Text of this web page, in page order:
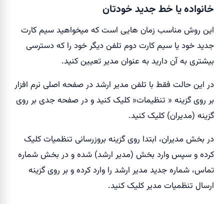
خانواده یا خط جدید خودتان
این روش مناسب زمان هایی است که میخواهید سیم کارت
جدید خود یا سیم کارت دوم تلفن دیگر خود را که دسترسی
بیشتری به آن دارید به عنوان مدیر تعیین کنید.
در این حالت فقط با تلفن مدیر ارشد در صفحه اصلی نرم افزار
بر روی گزینه « تنظیمات« کلیک کنید و در صفحه جدی بر روی
گزینه (مدیران) کلیک کنید.
در بخش مدیران، ابتدا روی گزینه بروزرسانی تنظمیات کلیک
کرده و سپس وارد بخش (مدیر ارشد) شده و در بخش شماره
تماس، شماره جدید مدیر ارشد را وارد کرده و بر روی گزینه
ارسال تنظمیات مدیر کلیک کنید.